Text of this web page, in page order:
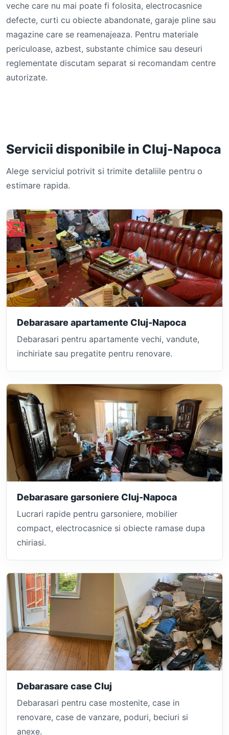
veche care nu mai poate fi folosita, electrocasnice
defecte, curti cu obiecte abandonate, garaje pline sau
magazine care se reamenajeaza. Pentru materiale
periculoase, azbest, substante chimice sau deseuri
reglementate discutam separat si recomandam centre
autorizate.
Servicii disponibile in Cluj-Napoca
Alege serviciul potrivit si trimite detaliile pentru o
estimare rapida.
Debarasare apartamente Cluj-Napoca
Debarasari pentru apartamente vechi, vandute,
inchiriate sau pregatite pentru renovare.
Debarasare garsoniere Cluj-Napoca
Lucrari rapide pentru garsoniere, mobilier
compact, electrocasnice si obiecte ramase dupa
chiriasi.
Debarasare case Cluj
Debarasari pentru case mostenite, case in
renovare, case de vanzare, poduri, beciuri si
anexe.